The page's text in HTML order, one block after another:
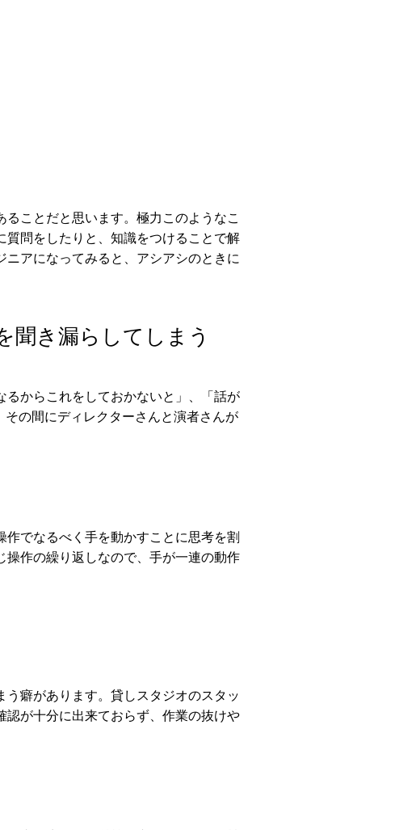
ことだと思います。極力このようなこ
質問をしたりと、知識をつけることで解
アになってみると、アシアシのときに
聞き漏らしてしまう
るからこれをしておかないと」、「話が
の間にディレクターさんと演者さんが
でなるべく手を動かすことに思考を割
作の繰り返しなので、手が一連の動作
癖があります。貸しスタジオのスタッ
が十分に出来ておらず、作業の抜けや